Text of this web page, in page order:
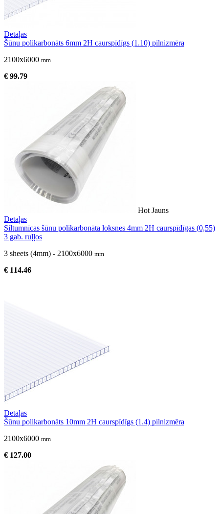
Detaļas
Šūnu polikarbonāts 6mm 2H caurspīdīgs (1.10) pilnizmēra
2100x6000 mm
€ 99.79
Hot Jauns
Detaļas
Siltumnīcas šūnu polikarbonāta loksnes 4mm 2H caurspīdīgas (0,55)
3 gab. ruļļos
3 sheets (4mm) - 2100x6000 mm
€ 114.46
Detaļas
Šūnu polikarbonāts 10mm 2H caurspīdīgs (1.4) pilnizmēra
2100x6000 mm
€ 127.00